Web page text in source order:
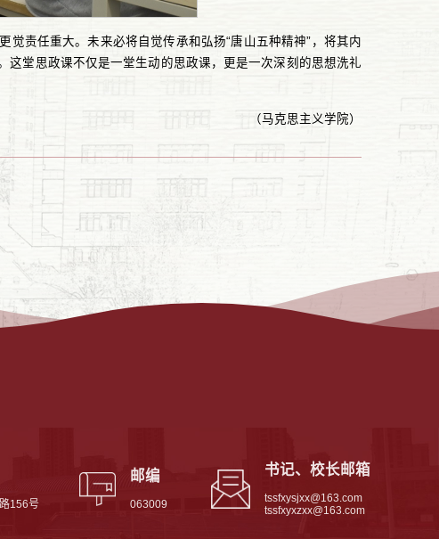
责任重大。未来必将自觉传承和弘扬“唐山五种精神”，将其内
堂思政课不仅是一堂生动的思政课，更是一次深刻的思想洗礼
（马克思主义学院）
156号
邮编
063009
书记、校长邮箱
tssfxysjxx@163.com
tssfxyxzxx@163.com